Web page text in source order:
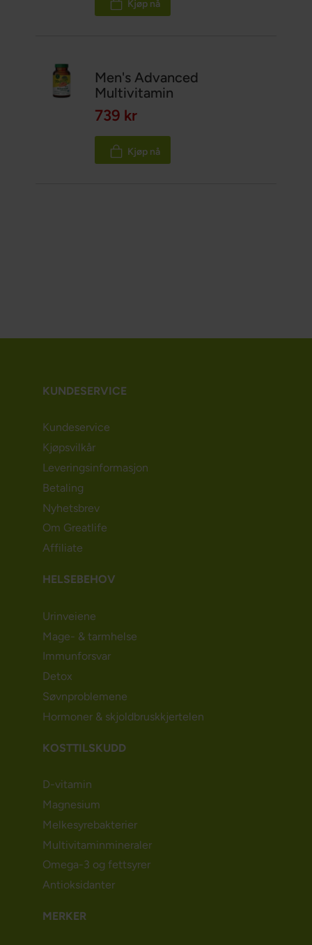
Kjøp nå
Men's Advanced
Multivitamin
739 kr
Kjøp nå
KUNDESERVICE
Kundeservice
Kjøpsvilkår
Leveringsinformasjon
Betaling
Nyhetsbrev
Om Greatlife
Affiliate
HELSEBEHOV
Urinveiene
Mage- & tarmhelse
Immunforsvar
Detox
Søvnproblemene
Hormoner & skjoldbruskkjertelen
KOSTTILSKUDD
D-vitamin
Magnesium
Melkesyrebakterier
Multivitaminmineraler
Omega-3 og fettsyrer
Antioksidanter
MERKER